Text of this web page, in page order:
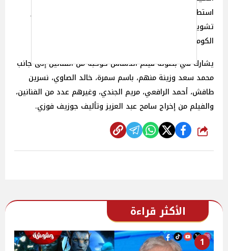
استطاع التغيير من جلده في أحداثه وجاء الفيلم في إطار
تشويقي ممزوج بالأكشن وهو ما يختلف عن الأعمال
الكوميدية التي يقدمها وكان اعتاد عليها الجمهور.
يشارك في بطولة فيلم الدشاش كوكبة من الفنانين إلى جانب
محمد سعد وزينة منهم، باسم سمرة، خالد الصاوي، نسرين
طافش، أحمد الرافعي، مريم الجندي، وغيرهم عدد من الفنانين،
والفيلم من إخراج سامح عبد العزيز وتأليف جوزيف فوزي.
شارك
الأكثر قراءة
1